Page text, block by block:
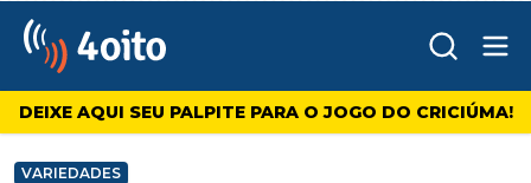
4oito
DEIXE AQUI SEU PALPITE PARA O JOGO DO CRICIÚMA!
VARIEDADES